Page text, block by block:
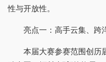
性与开放性。
亮点一：高手云集、跨
本届大赛参赛范围创历届